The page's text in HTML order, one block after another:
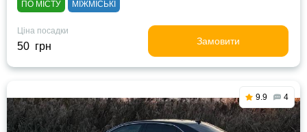
ПО МІСТУ МІЖМІСЬКІ
Ціна посадки
50 грн Замовити
9.9 4